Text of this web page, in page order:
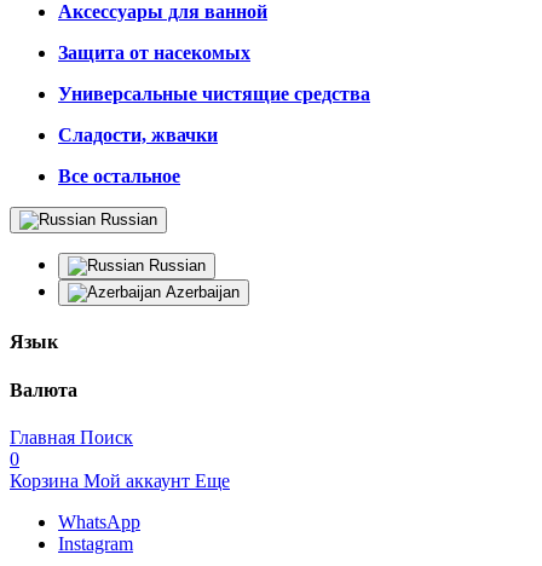
Аксессуары для ванной
Защита от насекомых
Универсальные чистящие средства
Сладости, жвачки
Все остальное
Russian
Russian
Azerbaijan
Язык
Валюта
Главная Поиск
0
Корзина Мой аккаунт Еще
WhatsApp
Instagram